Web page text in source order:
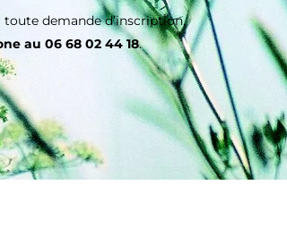
demande d’inscription,
au 06 68 02 44 18.